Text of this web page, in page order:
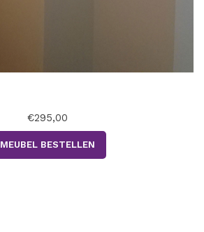
€295,00
MEUBEL BESTELLEN